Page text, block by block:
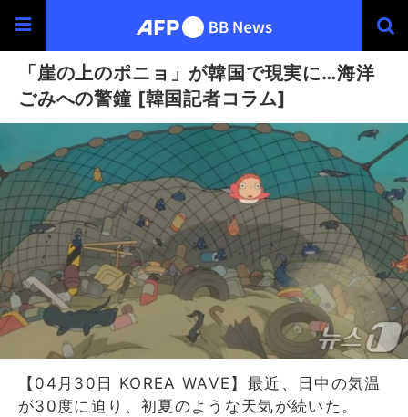
「崖の上のポニョ」が韓国で現実に…海洋
ごみへの警鐘 [韓国記者コラム]
【04月30日 KOREA WAVE】最近、日中の気温
が30度に迫り、初夏のような天気が続いた。